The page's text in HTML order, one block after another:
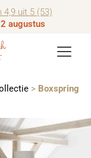
4,9 uit 5 (53)
augustus
> Boxspring